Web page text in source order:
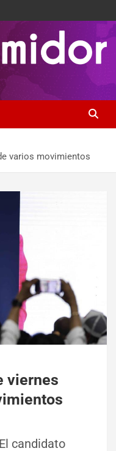
varios movimientos
viernes
candidato